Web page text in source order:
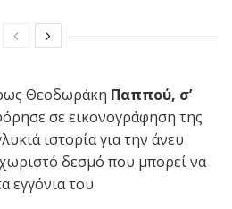
Θεοδωράκη Παππού, σ’
σε εικονογράφηση της
ιστορία για την άνευ
δεσμό που μπορεί να
εγγόνια του.